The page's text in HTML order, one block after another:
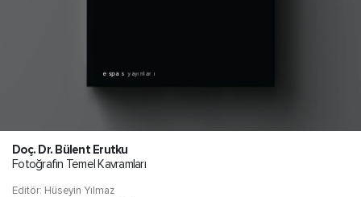
Doç. Dr. Bülent Erutku
Fotoğrafın Temel Kavramları
Editör: Hüseyin Yılmaz